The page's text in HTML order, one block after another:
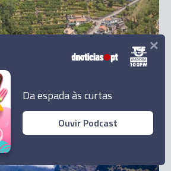
acolhe comemorações do
de Câmara de Lobos
Da espada às curtas
Ouvir Podcast
×